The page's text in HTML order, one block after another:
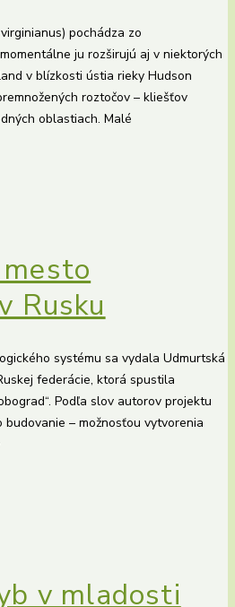
pochádza zo
ju rozširujú aj v niektorých
v blízkosti ústia rieky Hudson
roztočov – kliešťov
oblastiach. Malé
Rusku
systému sa vydala Udmurtská
federácie, ktorá spustila
Podľa slov autorov projektu
– možnosťou vytvorenia
v mladosti